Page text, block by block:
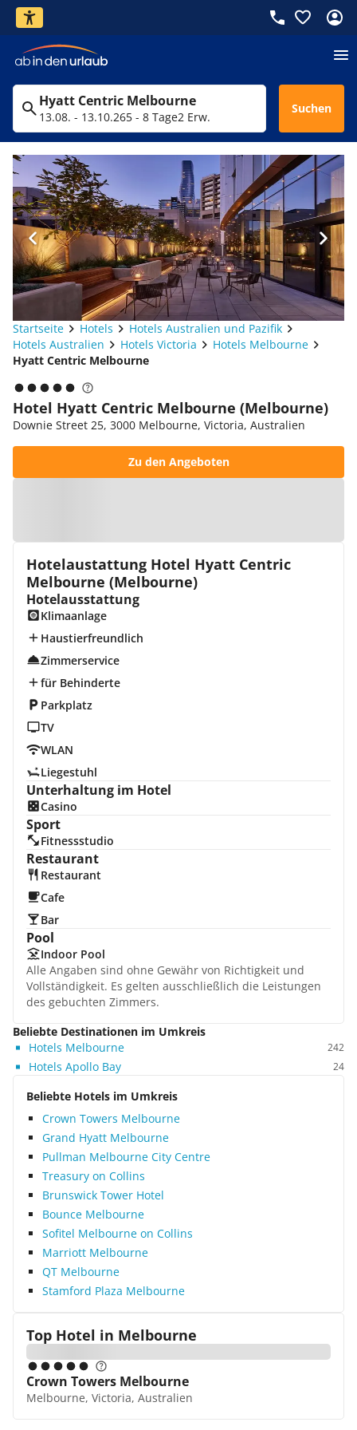
Hyatt Centric Melbourne
13.08. - 13.10.265 - 8 Tage2 Erw.
Suchen
Startseite Hotels
Hotels Australien und Pazifik
Hotels Australien
Hotels Victoria
Hotels Melbourne
Hyatt Centric Melbourne
Hotel Hyatt Centric Melbourne (Melbourne)
Downie Street 25, 3000 Melbourne, Victoria, Australien
Zu den Angeboten
Hotelaustattung Hotel Hyatt Centric
Melbourne (Melbourne)
Hotelausstattung
Klimaanlage
Haustierfreundlich
Zimmerservice
für Behinderte
Parkplatz
TV
WLAN
Liegestuhl
Unterhaltung im Hotel
Casino
Sport
Fitnessstudio
Restaurant
Restaurant
Cafe
Bar
Pool
Indoor Pool
Alle Angaben sind ohne Gewähr von Richtigkeit und
Vollständigkeit. Es gelten ausschließlich die Leistungen
des gebuchten Zimmers.
Beliebte Destinationen im Umkreis
Hotels Melbourne
242
Hotels Apollo Bay 24
Beliebte Hotels im Umkreis
Crown Towers Melbourne
Grand Hyatt Melbourne
Pullman Melbourne City Centre
Treasury on Collins
Brunswick Tower Hotel
Bounce Melbourne
Sofitel Melbourne on Collins
Marriott Melbourne
QT Melbourne
Stamford Plaza Melbourne
Top Hotel in Melbourne
Crown Towers Melbourne
Melbourne, Victoria, Australien